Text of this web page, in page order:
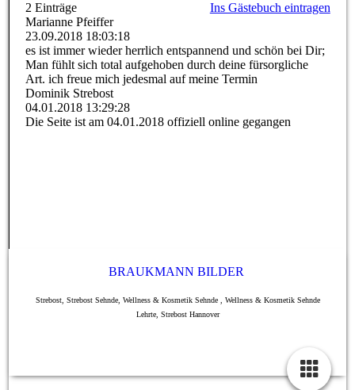
2 Einträge
Ins Gästebuch eintragen
Marianne Pfeiffer
23.09.2018 18:03:18
es ist immer wieder herrlich entspannend und schön bei Dir;
Man fühlt sich total aufgehoben durch deine fürsorgliche
Art. ich freue mich jedesmal auf meine Termin
Dominik Strebost
04.01.2018 13:29:28
Die Seite ist am 04.01.2018 offiziell online gegangen
BRAUKMANN BILDER
Strebost, Strebost Sehnde, Wellness & Kosmetik Sehnde , Wellness & Kosmetik Sehnde
Lehrte, Strebost Hannover